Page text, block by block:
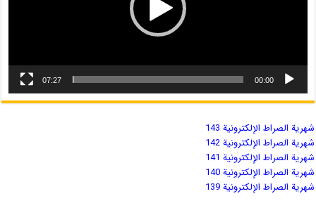
00:00
07:27
شهریة الصراط الإلكترونية 143
شهریة الصراط الإلكترونية 142
شهریة الصراط الإلكترونية 141
شهریة الصراط الإلكترونية 140
شهریة الصراط الإلكترونية 139